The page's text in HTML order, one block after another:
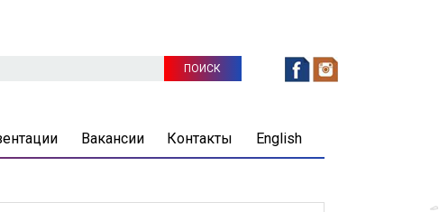
Вакансии Контакты English